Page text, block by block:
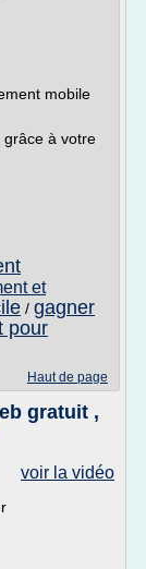
mobile
grâce à votre
et
/ gagner
pour
Haut de page
gratuit ,
voir la vidéo